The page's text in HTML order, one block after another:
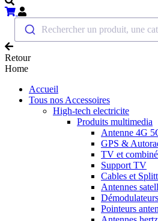
Rechercher un produit, une
Retour
Home
Accueil
Tous nos Accessoires
High-tech electricite
Produits multimedia
Antenne 4G
GPS &
TV et
Support TV
Cables et
Antennes
Pointeurs